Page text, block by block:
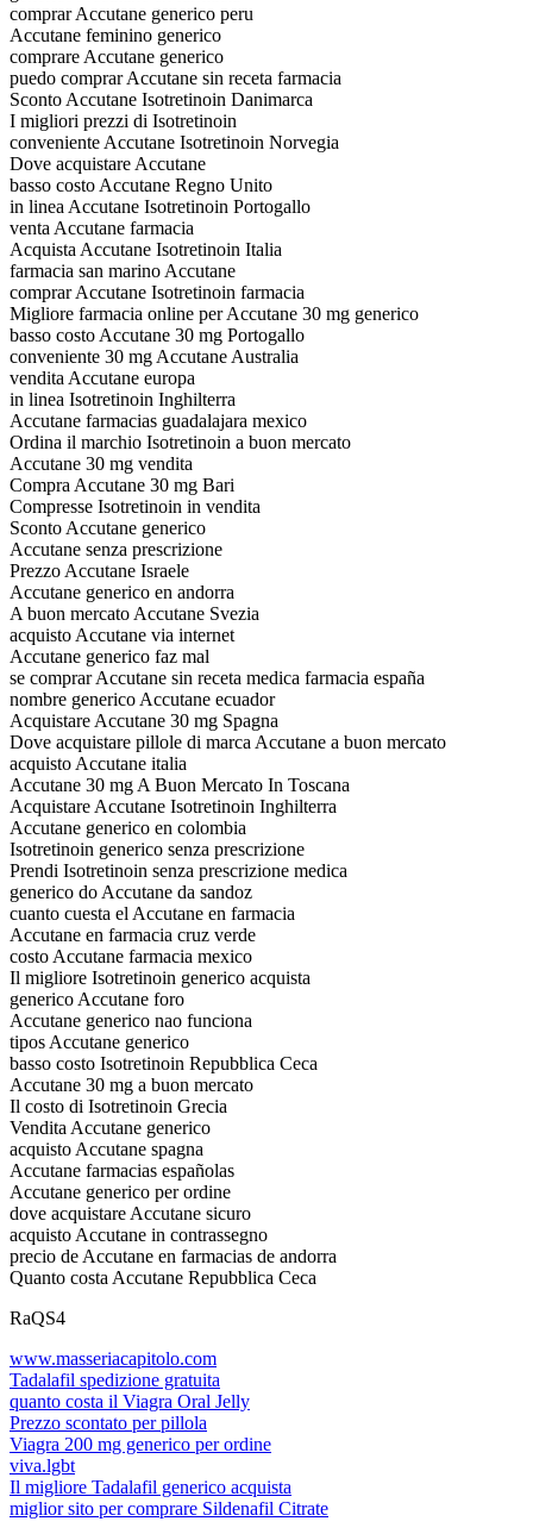
comprar Accutane generico peru
Accutane feminino generico
comprare Accutane generico
puedo comprar Accutane sin receta farmacia
Sconto Accutane Isotretinoin Danimarca
I migliori prezzi di Isotretinoin
conveniente Accutane Isotretinoin Norvegia
Dove acquistare Accutane
basso costo Accutane Regno Unito
in linea Accutane Isotretinoin Portogallo
venta Accutane farmacia
Acquista Accutane Isotretinoin Italia
farmacia san marino Accutane
comprar Accutane Isotretinoin farmacia
Migliore farmacia online per Accutane 30 mg generico
basso costo Accutane 30 mg Portogallo
conveniente 30 mg Accutane Australia
vendita Accutane europa
in linea Isotretinoin Inghilterra
Accutane farmacias guadalajara mexico
Ordina il marchio Isotretinoin a buon mercato
Accutane 30 mg vendita
Compra Accutane 30 mg Bari
Compresse Isotretinoin in vendita
Sconto Accutane generico
Accutane senza prescrizione
Prezzo Accutane Israele
Accutane generico en andorra
A buon mercato Accutane Svezia
acquisto Accutane via internet
Accutane generico faz mal
se comprar Accutane sin receta medica farmacia españa
nombre generico Accutane ecuador
Acquistare Accutane 30 mg Spagna
Dove acquistare pillole di marca Accutane a buon mercato
acquisto Accutane italia
Accutane 30 mg A Buon Mercato In Toscana
Acquistare Accutane Isotretinoin Inghilterra
Accutane generico en colombia
Isotretinoin generico senza prescrizione
Prendi Isotretinoin senza prescrizione medica
generico do Accutane da sandoz
cuanto cuesta el Accutane en farmacia
Accutane en farmacia cruz verde
costo Accutane farmacia mexico
Il migliore Isotretinoin generico acquista
generico Accutane foro
Accutane generico nao funciona
tipos Accutane generico
basso costo Isotretinoin Repubblica Ceca
Accutane 30 mg a buon mercato
Il costo di Isotretinoin Grecia
Vendita Accutane generico
acquisto Accutane spagna
Accutane farmacias españolas
Accutane generico per ordine
dove acquistare Accutane sicuro
acquisto Accutane in contrassegno
precio de Accutane en farmacias de andorra
Quanto costa Accutane Repubblica Ceca
RaQS4
www.masseriacapitolo.com
Tadalafil spedizione gratuita
quanto costa il Viagra Oral Jelly
Prezzo scontato per pillola
Viagra 200 mg generico per ordine
viva.lgbt
Il migliore Tadalafil generico acquista
miglior sito per comprare Sildenafil Citrate